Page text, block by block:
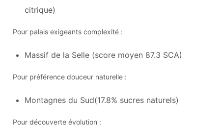
citrique)
Pour palais exigeants complexité :
Massif de la Selle (score moyen 87.3 SCA)
Pour préférence douceur naturelle :
Montagnes du Sud(17.8% sucres naturels)
Pour découverte évolution :